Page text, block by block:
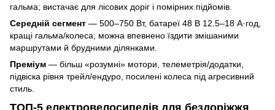
гальма; вистачає для лісових доріг і помірних підйомів.
Середній сегмент — 500–750 Вт, батареї 48 В 12.5–18 А·год,
кращі гальма/колеса; можна впевнено їздити змішаними
маршрутами й брудними ділянками.
Преміум — більш «розумні» мотори, телеметрія/додатки,
підвіска рівня трейл/ендуро, посилені колеса під агресивний
стиль.
ТОП-5 електровелосипедів для бездоріжжя